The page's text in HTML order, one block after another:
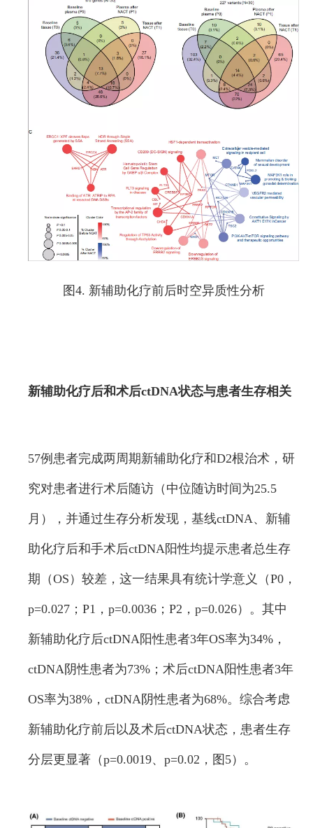
图4. 新辅助化疗前后时空异质性分析
新辅助化疗后和术后ctDNA状态与患者生存相关
57例患者完成两周期新辅助化疗和D2根治术，研
究对患者进行术后随访（中位随访时间为25.5
月），并通过生存分析发现，基线ctDNA、新辅
助化疗后和手术后ctDNA阳性均提示患者总生存
期（OS）较差，这一结果具有统计学意义（P0，
p=0.027；P1，p=0.0036；P2，p=0.026）。其中
新辅助化疗后ctDNA阳性患者3年OS率为34%，
ctDNA阴性患者为73%；术后ctDNA阳性患者3年
OS率为38%，ctDNA阴性患者为68%。综合考虑
新辅助化疗前后以及术后ctDNA状态，患者生存
分层更显著（p=0.0019、p=0.02，图5）。